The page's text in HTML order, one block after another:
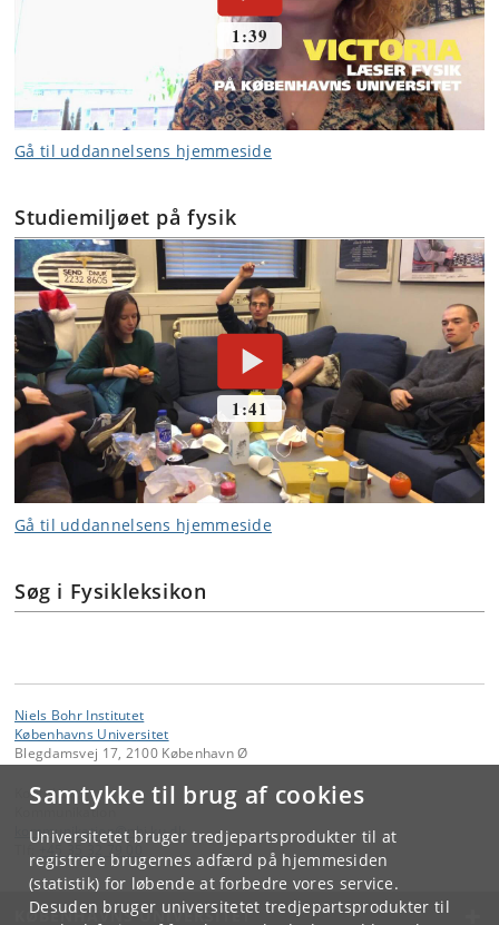
Samtykke til brug af cookies
Universitetet bruger tredjepartsprodukter til at
registrere brugernes adfærd på hjemmesiden
(statistik) for løbende at forbedre vores service.
Desuden bruger universitetet tredjepartsprodukter til
Gå til uddannelsens hjemmeside
Studiemiljøet på fysik
Gå til uddannelsens hjemmeside
Søg i Fysikleksikon
Niels Bohr Institutet
Københavns Universitet
Blegdamsvej 17, 2100 København Ø
Kontakt:
Kommunikation
kommunikation@nbi.ku.dk
KØBENHAVNS UNIVERSITET